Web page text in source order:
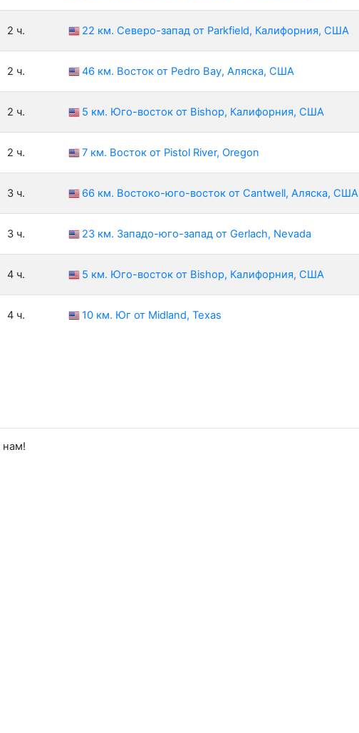
2 ч. 22 км. Северо-запад от Parkfield, Калифорния, США
2 ч. 46 км. Восток от Pedro Bay, Аляска, США
2 ч. 5 км. Юго-восток от Bishop, Калифорния, США
2 ч. 7 км. Восток от Pistol River, Oregon
3 ч. 66 км. Востоко-юго-восток от Cantwell, Аляска, США
3 ч. 23 км. Западо-юго-запад от Gerlach, Nevada
4 ч. 5 км. Юго-восток от Bishop, Калифорния, США
4 ч. 10 км. Юг от Midland, Texas
нам!